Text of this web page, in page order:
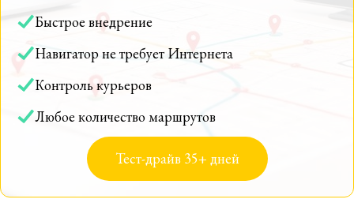
Быстрое внедрение
Навигатор не требует Интернета
Контроль курьеров
Любое количество маршрутов
Тест-драйв 35+ дней